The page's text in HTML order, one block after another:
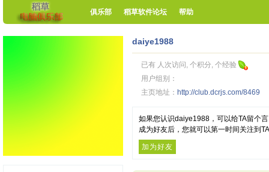
俱乐部 稻草软件论坛 帮助
daiye1988
已有 人次访问, 个积分, 个经验
用户组别：
主页地址： http://club.dcrjs.com/8469
如果您认识daiye1988，可以给TA留个
成为好友后，您就可以第一时间关注到
加为好友